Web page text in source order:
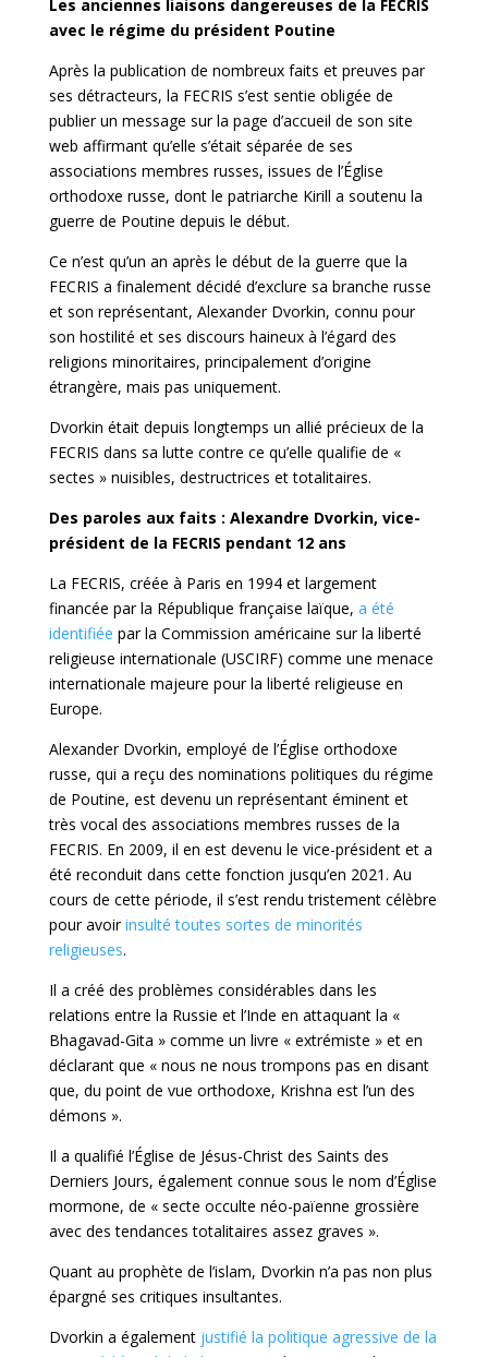
Les anciennes liaisons dangereuses de la FECRIS
avec le régime du président Poutine
Après la publication de nombreux faits et preuves par
ses détracteurs, la FECRIS s’est sentie obligée de
publier un message sur la page d’accueil de son site
web affirmant qu’elle s’était séparée de ses
associations membres russes, issues de l’Église
orthodoxe russe, dont le patriarche Kirill a soutenu la
guerre de Poutine depuis le début.
Ce n’est qu’un an après le début de la guerre que la
FECRIS a finalement décidé d’exclure sa branche russe
et son représentant, Alexander Dvorkin, connu pour
son hostilité et ses discours haineux à l’égard des
religions minoritaires, principalement d’origine
étrangère, mais pas uniquement.
Dvorkin était depuis longtemps un allié précieux de la
FECRIS dans sa lutte contre ce qu’elle qualifie de «
sectes » nuisibles, destructrices et totalitaires.
Des paroles aux faits : Alexandre Dvorkin, vice-
président de la FECRIS pendant 12 ans
La FECRIS, créée à Paris en 1994 et largement
financée par la République française laïque, a été
identifiée par la Commission américaine sur la liberté
religieuse internationale (USCIRF) comme une menace
internationale majeure pour la liberté religieuse en
Europe.
Alexander Dvorkin, employé de l’Église orthodoxe
russe, qui a reçu des nominations politiques du régime
de Poutine, est devenu un représentant éminent et
très vocal des associations membres russes de la
FECRIS. En 2009, il en est devenu le vice-président et a
été reconduit dans cette fonction jusqu’en 2021. Au
cours de cette période, il s’est rendu tristement célèbre
pour avoirinsulté toutes sortes de minorités
religieuses.
Il a créé des problèmes considérables dans les
relations entre la Russie et l’Inde en attaquant la «
Bhagavad-Gita » comme un livre « extrémiste » et en
déclarant que « nous ne nous trompons pas en disant
que, du point de vue orthodoxe, Krishna est l’un des
démons ».
Il a qualifié l’Église de Jésus-Christ des Saints des
Derniers Jours, également connue sous le nom d’Église
mormone, de « secte occulte néo-païenne grossière
avec des tendances totalitaires assez graves ».
Quant au prophète de l’islam, Dvorkin n’a pas non plus
épargné ses critiques insultantes.
Dvorkin a également justifié la politique agressive de la